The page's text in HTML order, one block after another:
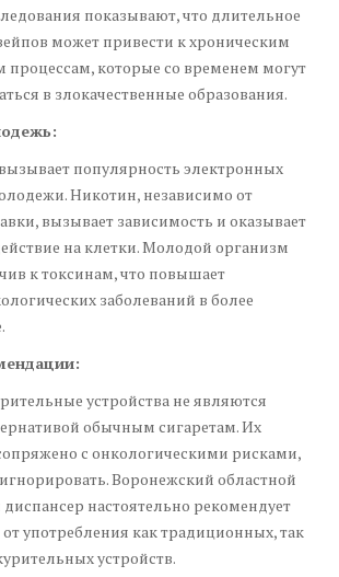
показывают, что длительное
может привести к хроническим
процессам, которые со временем могут
в злокачественные образования.
популярность электронных
Никотин, независимо от
вызывает зависимость и оказывает
на клетки. Молодой организм
к токсинам, что повышает
заболеваний в более
устройства не являются
обычным сигаретам. Их
с онкологическими рисками,
Воронежский областной
настоятельно рекомендует
употребления как традиционных, так
устройств.